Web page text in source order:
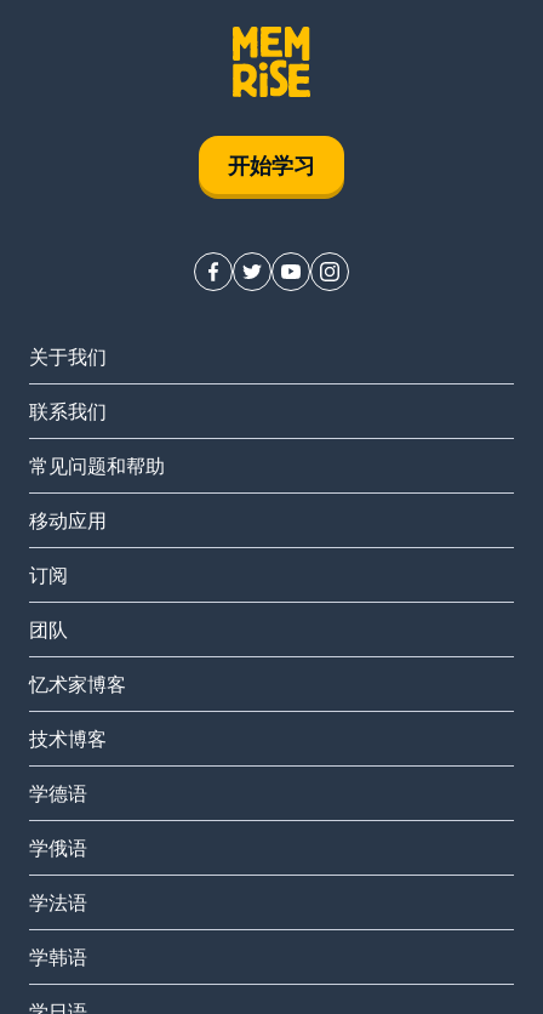
开始学习
关于我们
联系我们
常见问题和帮助
移动应用
订阅
团队
忆术家博客
技术博客
学德语
学俄语
学法语
学韩语